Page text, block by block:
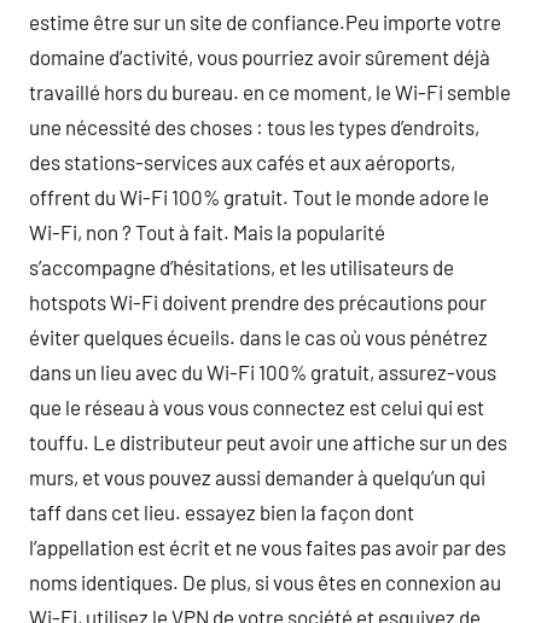
estime être sur un site de confiance.Peu importe votre
domaine d’activité, vous pourriez avoir sûrement déjà
travaillé hors du bureau. en ce moment, le Wi-Fi semble
une nécessité des choses : tous les types d’endroits,
des stations-services aux cafés et aux aéroports,
offrent du Wi-Fi 100% gratuit. Tout le monde adore le
Wi-Fi, non ? Tout à fait. Mais la popularité
s’accompagne d’hésitations, et les utilisateurs de
hotspots Wi-Fi doivent prendre des précautions pour
éviter quelques écueils. dans le cas où vous pénétrez
dans un lieu avec du Wi-Fi 100% gratuit, assurez-vous
que le réseau à vous vous connectez est celui qui est
touffu. Le distributeur peut avoir une affiche sur un des
murs, et vous pouvez aussi demander à quelqu’un qui
taff dans cet lieu. essayez bien la façon dont
l’appellation est écrit et ne vous faites pas avoir par des
noms identiques. De plus, si vous êtes en connexion au
Wi-Fi, utilisez le VPN de votre société et esquivez de